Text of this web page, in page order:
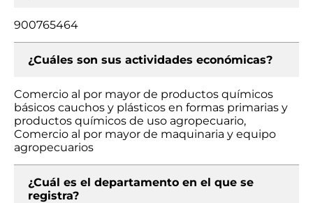
900765464
¿Cuáles son sus actividades económicas?
Comercio al por mayor de productos químicos
básicos cauchos y plásticos en formas primarias y
productos químicos de uso agropecuario,
Comercio al por mayor de maquinaria y equipo
agropecuarios
¿Cuál es el departamento en el que se
registra?